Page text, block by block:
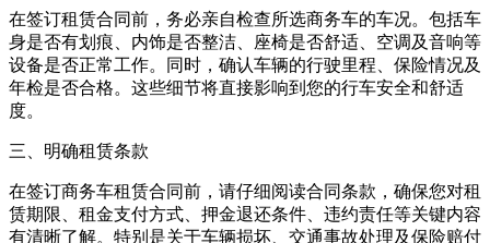
在签订租赁合同前，务必亲自检查所选商务车的车况。包括车
身是否有划痕、内饰是否整洁、座椅是否舒适、空调及音响等
设备是否正常工作。同时，确认车辆的行驶里程、保险情况及
年检是否合格。这些细节将直接影响到您的行车安全和舒适
度。
三、明确租赁条款
在签订商务车租赁合同前，请仔细阅读合同条款，确保您对租
赁期限、租金支付方式、押金退还条件、违约责任等关键内容
有清晰了解。特别是关于车辆损坏、交通事故处理及保险赔付